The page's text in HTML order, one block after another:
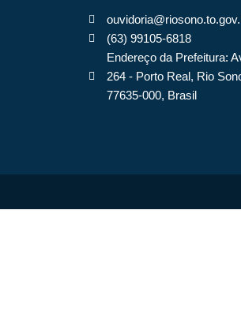
(63) 99105-6818
Endereço da Prefeitura:
264 - Porto Real, Rio
77635-000, Brasil